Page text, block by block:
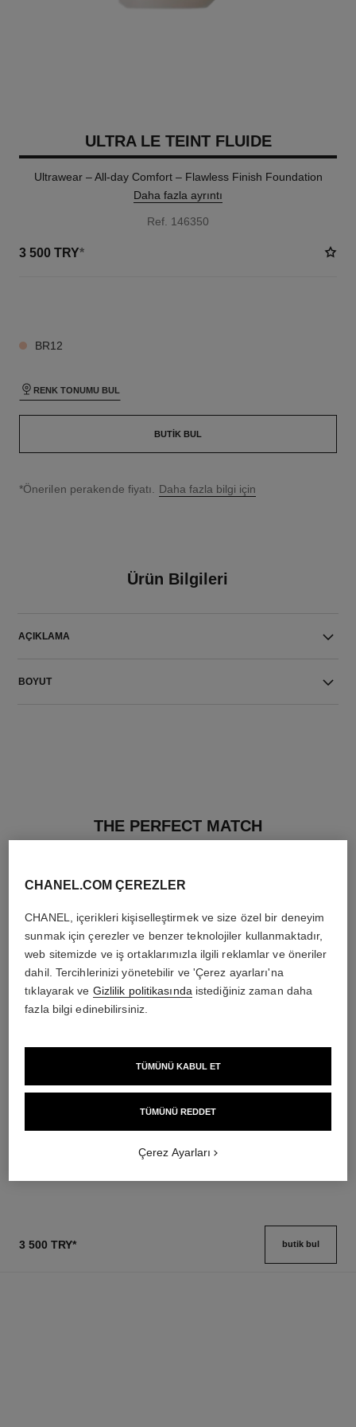
ULTRA LE TEINT FLUIDE
Ultrawear – All-day Comfort – Flawless Finish Foundation
Daha fazla ayrıntı
Ref. 146350
3 500 TRY*
BR12
RENK TONUMU BUL
BUTIK BUL
↩
*Önerilen perakende fiyatı. Daha fazla bilgi için
Ürün Bilgileri
AÇIKLAMA
BOYUT
THE PERFECT MATCH
baume essentiel
Çok Amaçli Stick Aydinlatici
8 seçeneği ton
joues contraste intense
Cream-to-powder Blush
5 seçeneği ton
3 500 TRY* butik bul
CHANEL.COM ÇEREZLER
CHANEL, içerikleri kişiselleştirmek ve size özel bir deneyim
sunmak için çerezler ve benzer teknolojiler kullanmaktadır,
web sitemizde ve iş ortaklarımızla ilgili reklamlar ve öneriler
dahil. Tercihlerinizi yönetebilir ve 'Çerez ayarları'na
tıklayarak ve Gizlilik politikasında istediğiniz zaman daha
fazla bilgi edinebilirsiniz.
TÜMÜNÜ REDDET
TÜMÜNÜ KABUL ET
Çerez Ayarları